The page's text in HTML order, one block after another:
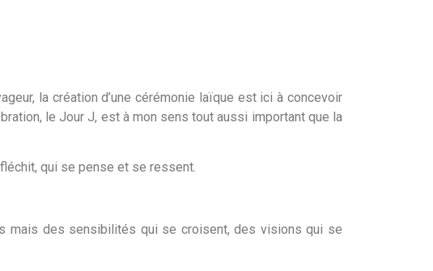
la création d’une cérémonie laïque est ici à concevoir
le Jour J, est à mon sens tout aussi important que la
qui se pense et se ressent.
mais des sensibilités qui se croisent, des visions qui se